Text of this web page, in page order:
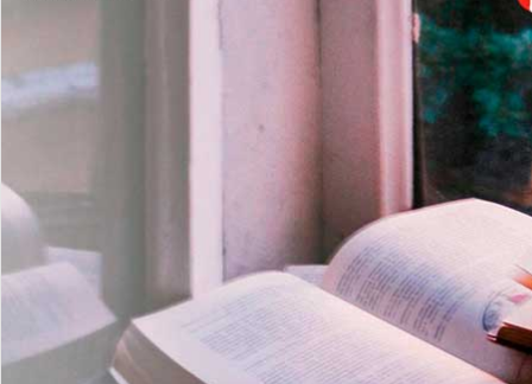
es
Com imersão Bilingue - Anos
Finais
6º AO 9º ANO FUNDAMENTAL
Inglês: Turmas Reduzidas
(Proficiência)